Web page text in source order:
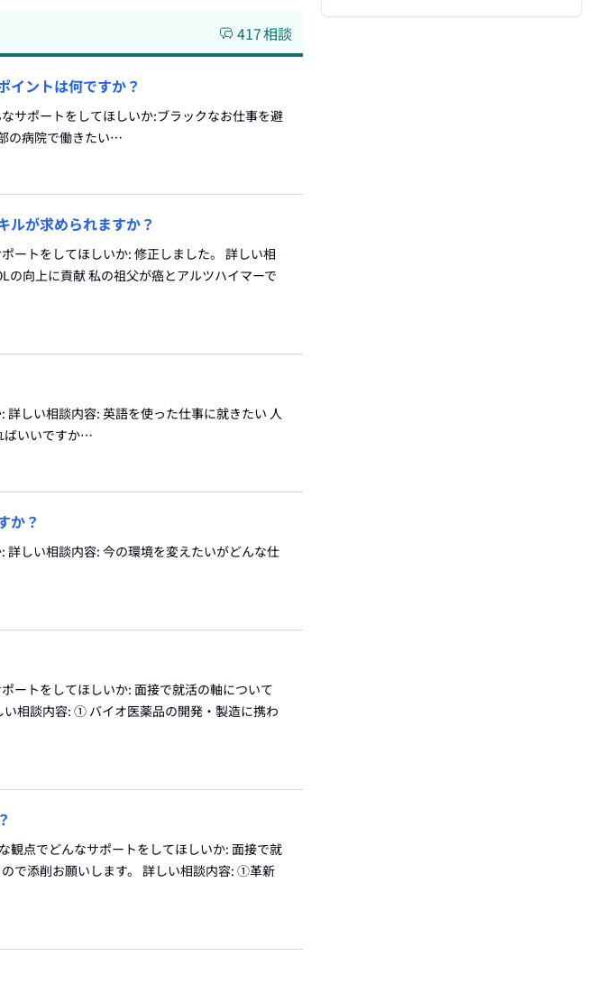
417相談
イントは何ですか？
サポートをしてほしいか:ブラックなお仕事を避
の病院で働きたい…
ルが求められますか？
ートをしてほしいか: 修正しました。 詳しい相
向上に貢献 私の祖父が癌とアルツハイマーで
しい相談内容: 英語を使った仕事に就きたい 人
ばいいですか…
か？
しい相談内容: 今の環境を変えたいがどんな仕
ートをしてほしいか: 面接で就活の軸について
相談内容: ① バイオ医薬品の開発・製造に携わ
観点でどんなサポートをしてほしいか: 面接で就
で添削お願いします。 詳しい相談内容: ①革新